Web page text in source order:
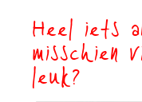
Heel iets
misschien
leuk?